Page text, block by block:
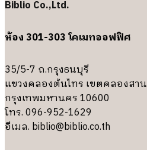
Biblio Co.,Ltd.
ห้อง 301-303 โคเมทออฟฟิศ
35/5-7 ถ.กรุงธนบุรี
แขวงคลองต้นไทร เขตคลองสาน
กรุงเทพมหานคร 10600
โทร. 096-952-1629
อีเมล. biblio@biblio.co.th